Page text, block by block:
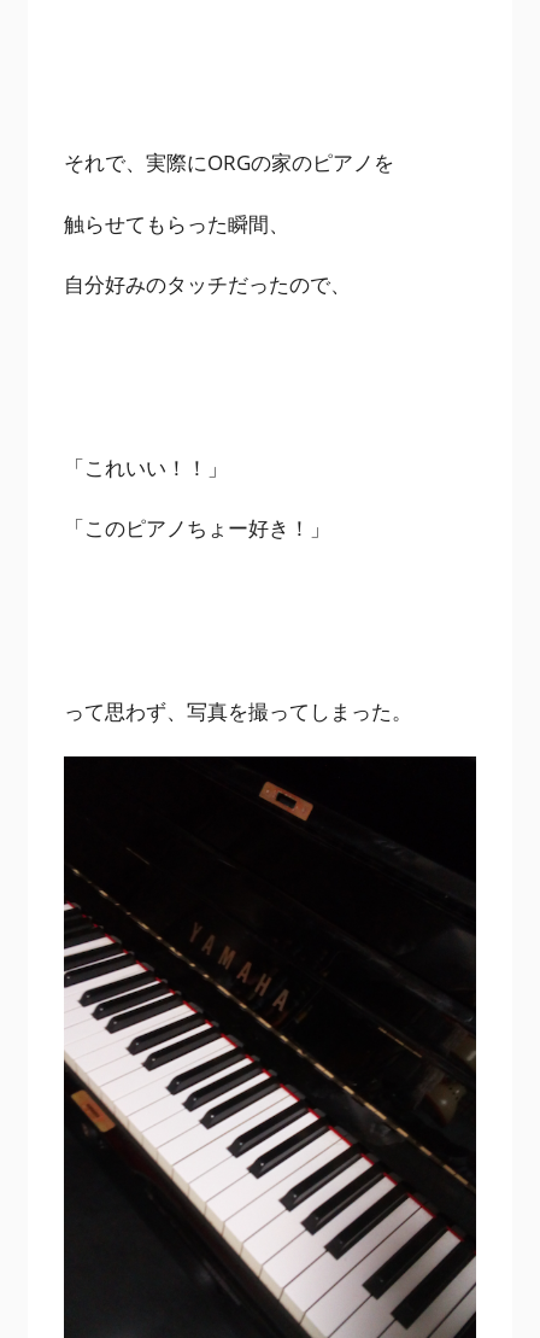
それで、実際にORGの家のピアノを
触らせてもらった瞬間、
自分好みのタッチだったので、
「これいい！！」
「このピアノちょー好き！」
って思わず、写真を撮ってしまった。